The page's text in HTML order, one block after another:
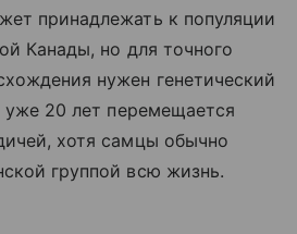
принадлежать к популяции
Канады, но для точного
нужен генетический
уже 20 лет перемещается
хотя самцы обычно
группой всю жизнь.